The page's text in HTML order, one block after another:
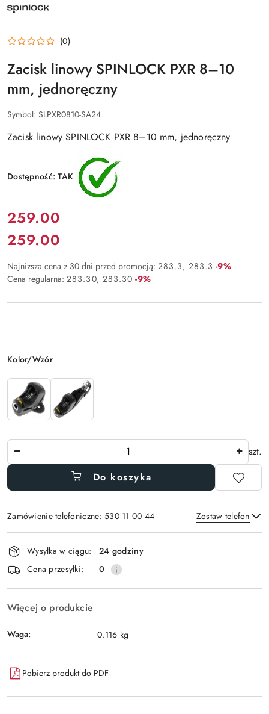
PRODUCENT
SPRZĘTU
KAMIZELEK
RATUNKOWYCH
I
OSPRZĘTU
POKŁADOWEGO
(0)
Zacisk linowy SPINLOCK PXR 8–10
mm, jednoręczny
Symbol: SLPXR0810-SA24
Zacisk linowy SPINLOCK PXR 8–10 mm, jednoręczny
Dostępność:TAK
Cena:
259.00
Cena:
259.00
Najniższa cena z 30 dni przed promocją: 283.3 283.3 Rabat:
-9%
Cena regularna: 283.30 283.30 Rabat:
-9%
Wariant
Kolor/Wzór
Ilość
szt.
Do koszyka
Zamówienie telefoniczne: 530 11 00 44 Zostaw telefon
Wyślij
Dostępność
i
dostawa
Wysyłka w ciągu:
24 godziny
Cena przesyłki:
0
Więcej o produkcie
Waga: 0.116 kg
Pobierz produkt do PDF